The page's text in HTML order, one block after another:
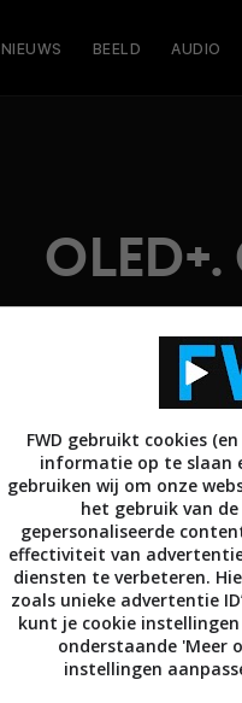
NIEUWS BEELD AUDIO
FWD gebruikt cookies
informatie op te slaan
gebruiken wij om onze
het gebruik van
gepersonaliseerde
effectiviteit van
diensten te verbeteren.
zoals unieke advertentie
kunt je cookie
onderstaande 'Meer
instellingen